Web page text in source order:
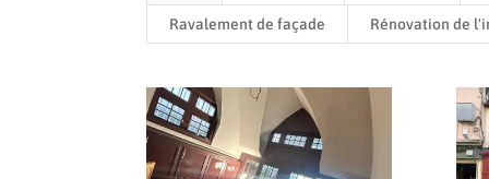
Ravalement de façade Rénovation de